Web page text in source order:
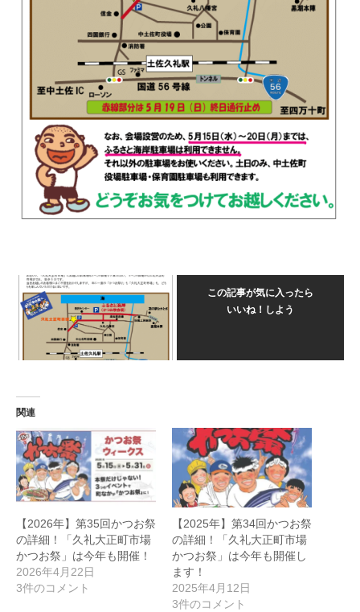
この記事が気に入ったら
いいね！しよう
関連
【2026年】第35回かつお祭
の詳細！「久礼大正町市場
かつお祭」は今年も開催！
2026年4月22日
3件のコメント
【2025年】第34回かつお祭
の詳細！「久礼大正町市場
かつお祭」は今年も開催し
ます！
2025年4月12日
3件のコメント